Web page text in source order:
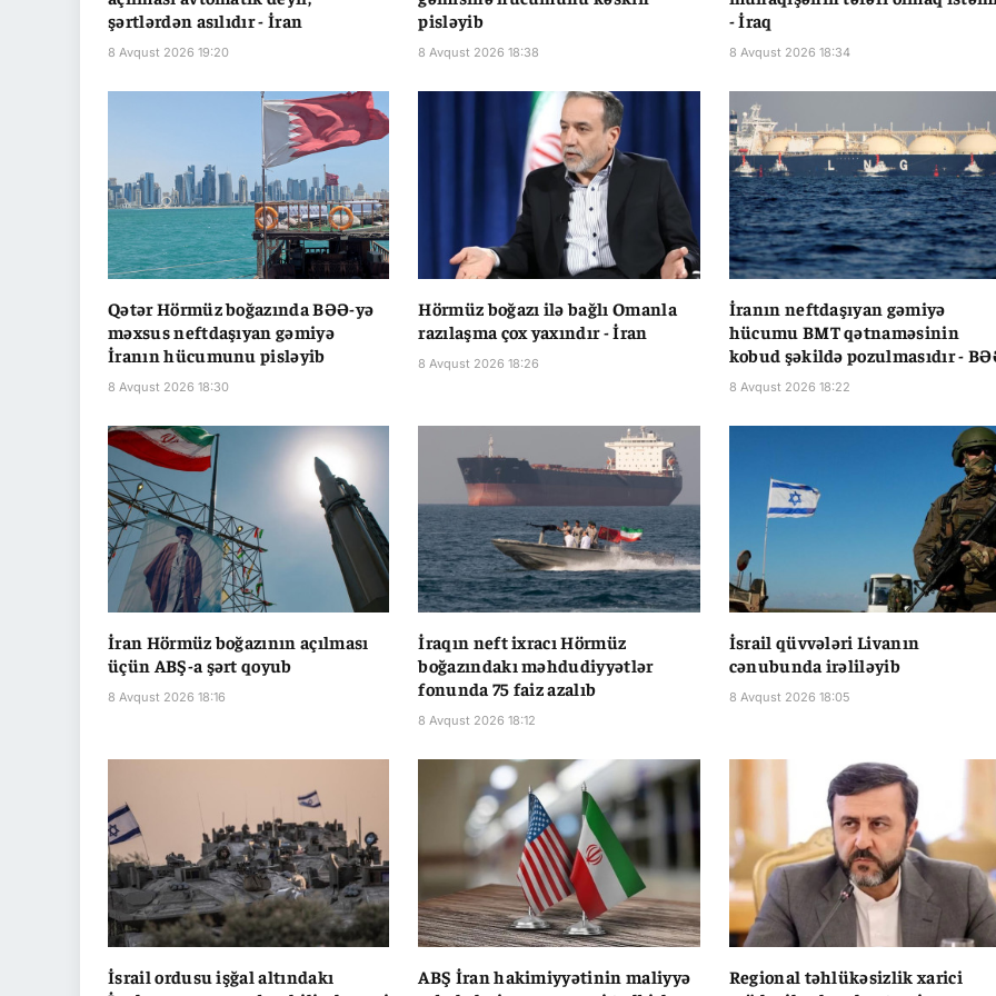
şərtlərdən asılıdır - İran
8 Avqust 2026 19:20
pisləyib
8 Avqust 2026 18:38
- İraq
8 Avqust 2026 18:34
Qətər Hörmüz boğazında BƏƏ-yə
məxsus neftdaşıyan gəmiyə
İranın hücumunu pisləyib
8 Avqust 2026 18:30
Hörmüz boğazı ilə bağlı Omanla
razılaşma çox yaxındır - İran
8 Avqust 2026 18:26
İranın neftdaşıyan gəmiyə
hücumu BMT qətnaməsinin
kobud şəkildə pozulmasıdır -
8 Avqust 2026 18:22
İran Hörmüz boğazının açılması
üçün ABŞ-a şərt qoyub
8 Avqust 2026 18:16
İraqın neft ixracı Hörmüz
boğazındakı məhdudiyyətlər
fonunda 75 faiz azalıb
8 Avqust 2026 18:12
İsrail qüvvələri Livanın
cənubunda irəliləyib
8 Avqust 2026 18:05
İsrail ordusu işğal altındakı
ABŞ İran hakimiyyətinin maliyyə
Regional təhlükəsizlik xarici